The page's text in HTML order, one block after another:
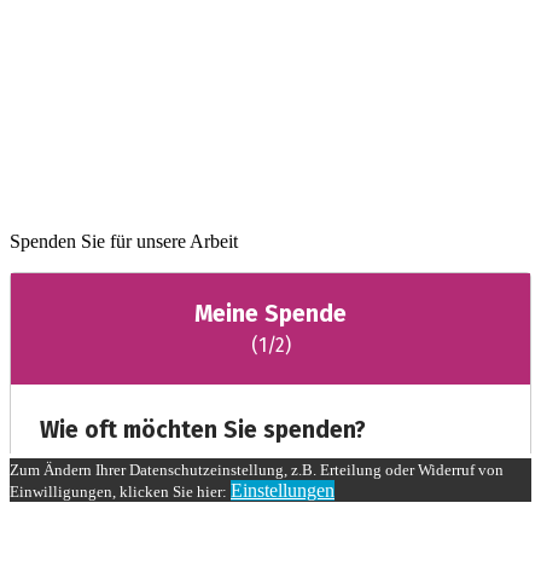
Spenden Sie für unsere Arbeit
Zum Ändern Ihrer Datenschutzeinstellung, z.B. Erteilung oder Widerruf von
Einwilligungen, klicken Sie hier: Einstellungen